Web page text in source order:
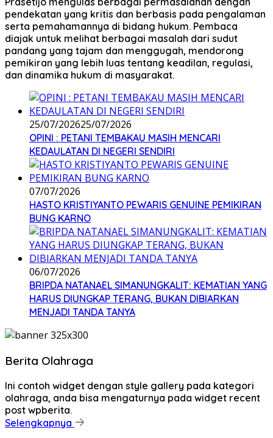
pendekatan yang kritis dan berbasis pada pengalaman
serta pemahamannya di bidang hukum. Pembaca
diajak untuk melihat berbagai masalah dari sudut
pandang yang tajam dan menggugah, mendorong
pemikiran yang lebih luas tentang keadilan, regulasi,
dan dinamika hukum di masyarakat.
25/07/202625/07/2026
OPINI : PETANI TEMBAKAU MASIH MENCARI
KEDAULATAN DI NEGERI SENDIRI
07/07/2026
HASTO KRISTIYANTO PEWARIS GENUINE PEMIKIRAN
BUNG KARNO
06/07/2026
BRIPDA NATANAEL SIMANUNGKALIT: KEMATIAN YANG
HARUS DIUNGKAP TERANG, BUKAN DIBIARKAN
MENJADI TANDA TANYA
Berita Olahraga
Ini contoh widget dengan style gallery pada kategori
olahraga, anda bisa mengaturnya pada widget recent
post wpberita.
Selengkapnya